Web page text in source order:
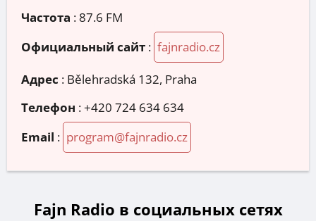
Частота : 87.6 FM
Официальный сайт : fajnradio.cz
Адрес : Bělehradská 132, Praha
Телефон :+420 724 634 634
Email : program@fajnradio.cz
Fajn Radio в социальных сетях